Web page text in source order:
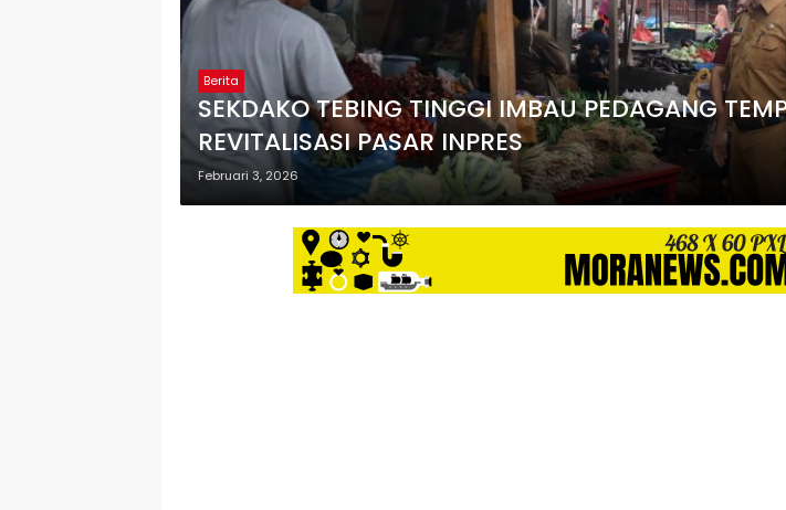
Berita
SEKDAKO TEBING TINGGI IMBAU PEDAGANG
REVITALISASI PASAR INPRES
Februari 3, 2026